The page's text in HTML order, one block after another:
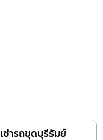
เช่ารถขุดบุรีรัมย์